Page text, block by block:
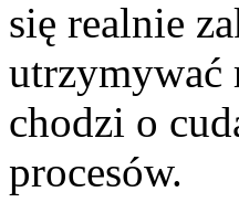
się realnie
utrzymywać
chodzi o
procesów.